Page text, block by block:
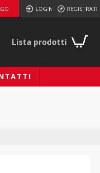
LOGIN REGISTRATI
Lista prodotti